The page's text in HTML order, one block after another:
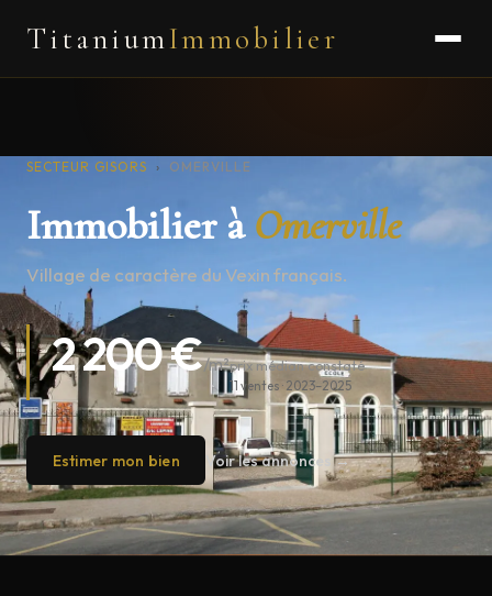
TitaniumImmobilier
SECTEUR GISORS › OMERVILLE
Immobilier àOmerville
Village de caractère du Vexin français.
2 200 €/m²prix médian constaté
11 ventes · 2023–2025
Estimer mon bien Voir les annonces →